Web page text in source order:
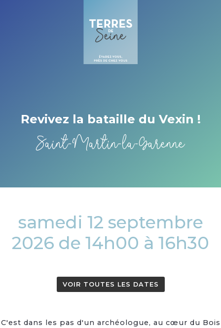
Revivez la bataille du Vexin !
Saint-Martin-la-Garenne
samedi 12 septembre
2026 de 14h00 à 16h30
VOIR TOUTES LES DATES
C'est dans les pas d'un archéologue, au cœur du Bois